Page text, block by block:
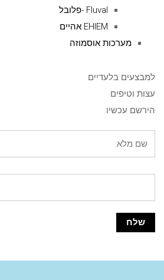
Fluval -פלובל
EHIEM אהיים
מערכות אוסמוזה
למבצעים בלעדיים
עצות וטיפים
הירשם עכשיו: